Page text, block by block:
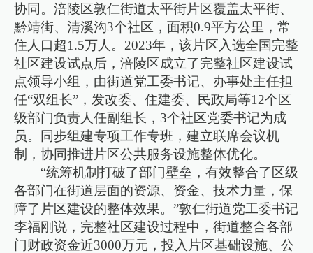
协同。涪陵区敦仁街道太平街片区覆盖太平街、
黔靖街、清溪沟3个社区，面积0.9平方公里，常
住人口超1.5万人。2023年，该片区入选全国完整
社区建设试点后，涪陵区成立了完整社区建设试
点领导小组，由街道党工委书记、办事处主任担
任“双组长”，发改委、住建委、民政局等12个区
级部门负责人任副组长，3个社区党委书记为成
员。同步组建专项工作专班，建立联席会议机
制，协同推进片区公共服务设施整体优化。
“统筹机制打破了部门壁垒，有效整合了区级
各部门在街道层面的资源、资金、技术力量，保
障了片区建设的整体效果。”敦仁街道党工委书记
李福刚说，完整社区建设过程中，街道整合各部
门财政资金近3000万元，投入片区基础设施、公